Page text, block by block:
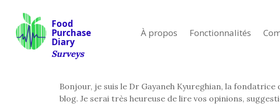
Food
Purchase
Diary
Surveys
À propos Fonctionnalités
Bonjour, je suis le Dr Gayaneh Kyureghian, la
blog. Je serai très heureuse de lire vos opinions,